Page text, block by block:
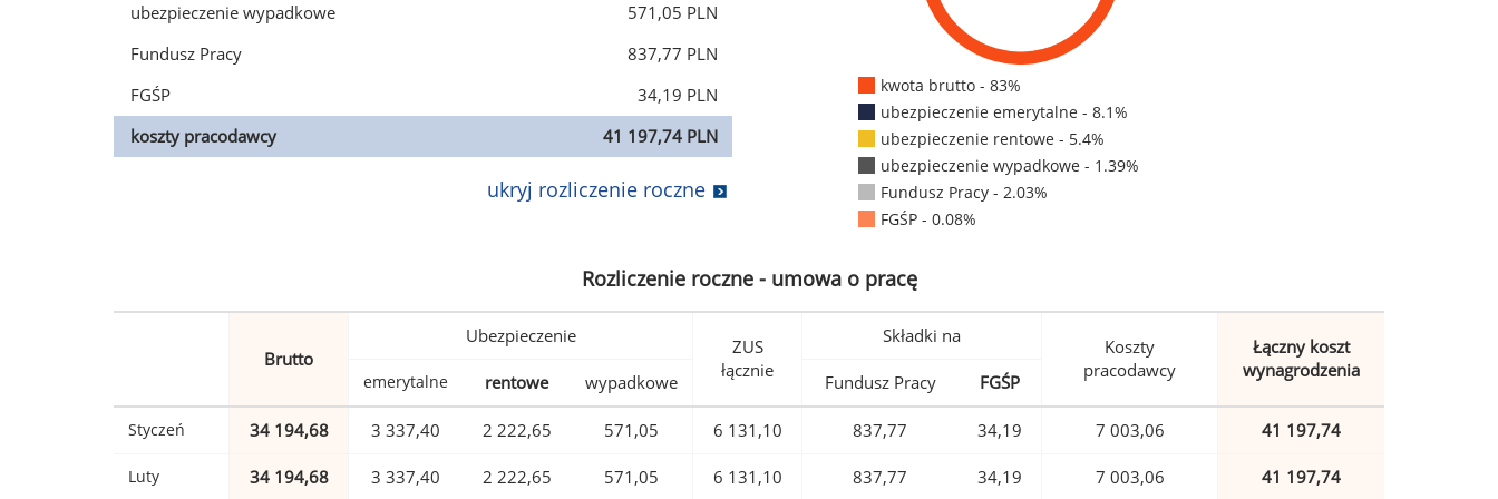
ubezpieczenie wypadkowe
571,05 PLN
Fundusz Pracy
837,77 PLN
FGŚP
34,19 PLN
koszty pracodawcy
41 197,74 PLN
ukryj rozliczenie roczne
kwota brutto - 83%
ubezpieczenie emerytalne - 8.1%
ubezpieczenie rentowe - 5.4%
ubezpieczenie wypadkowe - 1.39%
Fundusz Pracy - 2.03%
FGŚP - 0.08%
Rozliczenie roczne - umowa o pracę
Brutto
Ubezpieczenie
ZUS
łącznie
Składki na
Koszty
pracodawcy
Łączny koszt
wynagrodzenia
emerytalne rentowe wypadkowe Fundusz Pracy FGŚP
Styczeń 34 194,68 3 337,40 2 222,65 571,05 6 131,10 837,77 34,19 7 003,06 41 197,74
Luty 34 194,68 3 337,40 2 222,65 571,05 6 131,10 837,77 34,19 7 003,06 41 197,74